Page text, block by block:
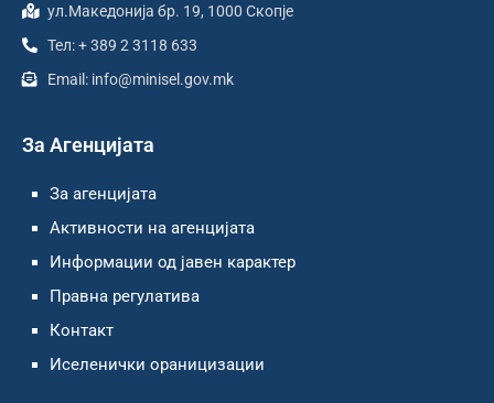
ул.Македонија бр. 19, 1000 Скопје
Тел: + 389 2 3118 633
Email: info@minisel.gov.mk
За Агенцијата
За агенцијата
Активности на агенцијата
Информации од јавен карактер
Правна регулатива
Контакт
Иселенички ораницизации